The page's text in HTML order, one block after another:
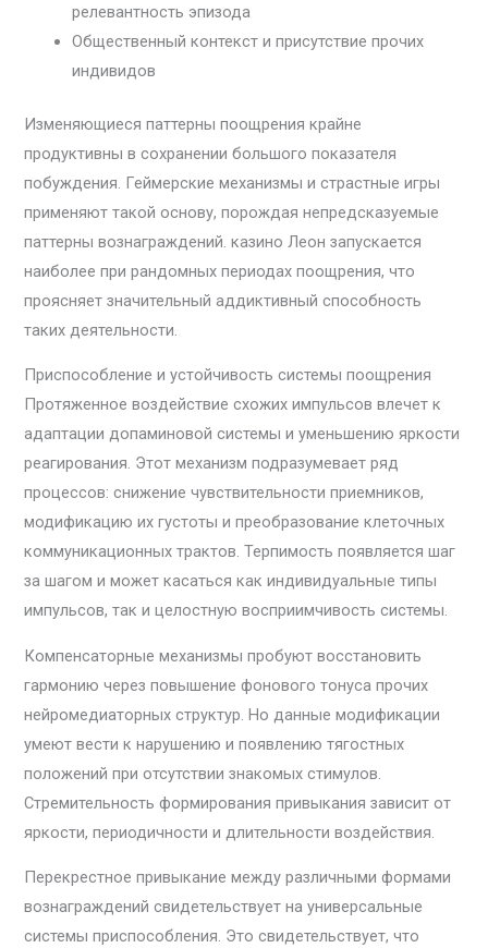
релевантность эпизода
Общественный контекст и присутствие прочих
индивидов
Изменяющиеся паттерны поощрения крайне
продуктивны в сохранении большого показателя
побуждения. Геймерские механизмы и страстные игры
применяют такой основу, порождая непредсказуемые
паттерны вознаграждений. казино Леон запускается
наиболее при рандомных периодах поощрения, что
проясняет значительный аддиктивный способность
таких деятельности.
Приспособление и устойчивость системы поощрения
Протяженное воздействие схожих импульсов влечет к
адаптации допаминовой системы и уменьшению яркости
реагирования. Этот механизм подразумевает ряд
процессов: снижение чувствительности приемников,
модификацию их густоты и преобразование клеточных
коммуникационных трактов. Терпимость появляется шаг
за шагом и может касаться как индивидуальные типы
импульсов, так и целостную восприимчивость системы.
Компенсаторные механизмы пробуют восстановить
гармонию через повышение фонового тонуса прочих
нейромедиаторных структур. Но данные модификации
умеют вести к нарушению и появлению тягостных
положений при отсутствии знакомых стимулов.
Стремительность формирования привыкания зависит от
яркости, периодичности и длительности воздействия.
Перекрестное привыкание между различными формами
вознаграждений свидетельствует на универсальные
системы приспособления. Это свидетельствует, что